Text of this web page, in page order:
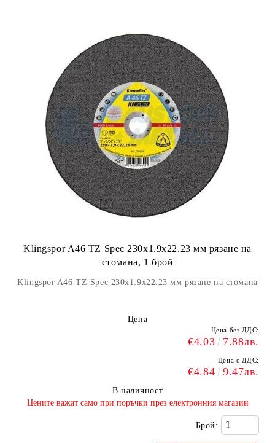
Klingspor A46 TZ Spec 230x1.9x22.23 мм рязане на
стомана, 1 брой
Klingspor A46 TZ Spec 230x1.9x22.23 мм рязане на стомана
Цена
Цена без ДДС:
€4.03 7.88лв.
Цена с ДДС:
€4.84 9.47лв.
В наличност
​Цените важат само при поръчки през електронния магазин
Брой: